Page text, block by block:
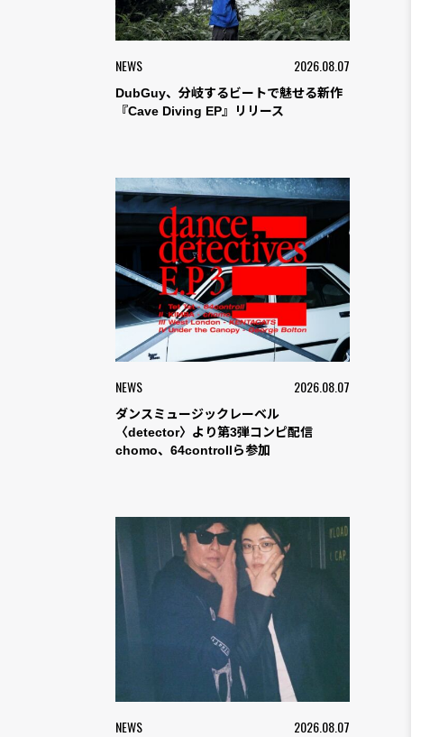
NEWS 2026.08.07
DubGuy、分岐するビートで魅せる新作
『Cave Diving EP』リリース
NEWS 2026.08.07
ダンスミュージックレーベル
〈detector〉より第3弾コンピ配信
chomo、64controllら参加
NEWS 2026.08.07